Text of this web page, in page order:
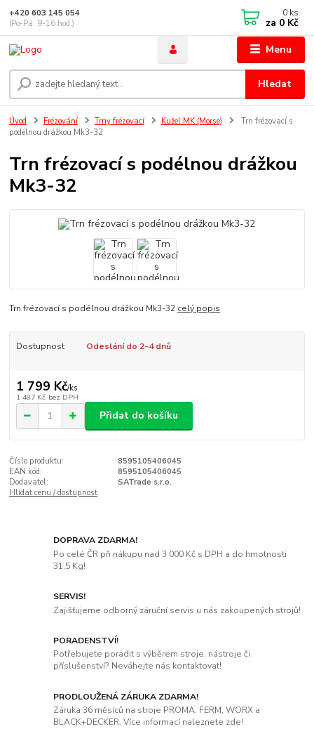
Menu
Hledat
+420 603 145 054
(Po-Pá, 9-16 hod.)
0 ks
za 0 Kč
Úvod Frézování Trny frézovací Kužel MK (Morse)
Trn frézovací s
podélnou drážkou Mk3-32
Trn frézovací s podélnou drážkou
Mk3-32
Trn frézovací s podélnou drážkou Mk3-32 celý popis
Dostupnost Odeslání do 2-4 dnů
1 799 Kč/ks
1 487 Kč bez DPH
Přidat do košíku
Číslo produktu:
8595105406045
EAN kód:
8595105406045
Dodavatel:
SATrade s.r.o.
Hlídat cenu / dostupnost
DOPRAVA ZDARMA!
Po celé ČR při nákupu nad 3 000 Kč s DPH a do hmotnosti
31,5 Kg!
SERVIS!
Zajišťujeme odborný záruční servis u nás zakoupených strojů!
PORADENSTVÍ!
Potřebujete poradit s výběrem stroje, nástroje či
příslušenství? Neváhejte nás kontaktovat!
PRODLOUŽENÁ ZÁRUKA ZDARMA!
Záruka 36 měsíců na stroje PROMA, FERM, WORX a
BLACK+DECKER. Více informací naleznete zde!